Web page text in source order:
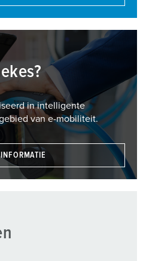
in intelligente
van e-mobiliteit.